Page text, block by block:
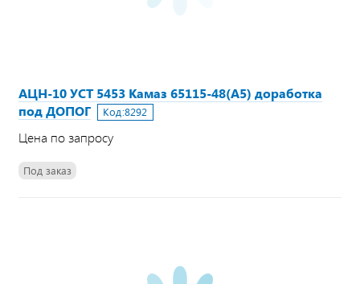
АЦН-10 УСТ 5453 Камаз 65115-48(А5) доработка
под ДОПОГ
Код:8292
Цена по запросу
Под заказ